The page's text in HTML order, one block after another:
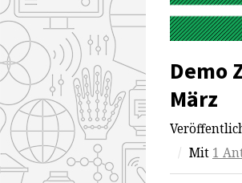
Demo
März
/ Mit 1